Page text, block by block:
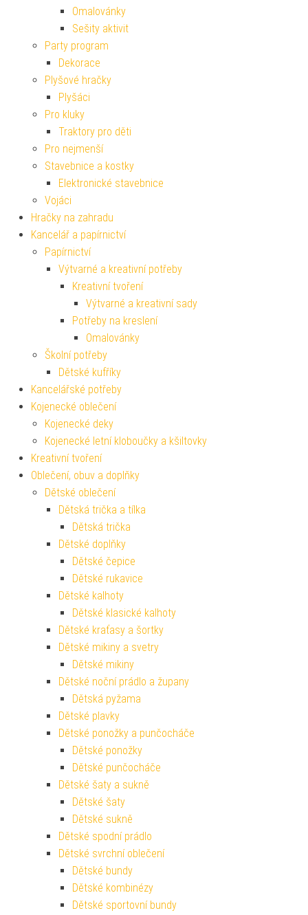
Omalovánky
Sešity aktivit
Party program
Dekorace
Plyšové hračky
Plyšáci
Pro kluky
Traktory pro děti
Pro nejmenší
Stavebnice a kostky
Elektronické stavebnice
Vojáci
Hračky na zahradu
Kancelář a papírnictví
Papírnictví
Výtvarné a kreativní potřeby
Kreativní tvoření
Výtvarné a kreativní sady
Potřeby na kreslení
Omalovánky
Školní potřeby
Dětské kufříky
Kancelářské potřeby
Kojenecké oblečení
Kojenecké deky
Kojenecké letní kloboučky a kšiltovky
Kreativní tvoření
Oblečení, obuv a doplňky
Dětské oblečení
Dětská trička a tílka
Dětská trička
Dětské doplňky
Dětské čepice
Dětské rukavice
Dětské kalhoty
Dětské klasické kalhoty
Dětské kraťasy a šortky
Dětské mikiny a svetry
Dětské mikiny
Dětské noční prádlo a župany
Dětská pyžama
Dětské plavky
Dětské ponožky a punčocháče
Dětské ponožky
Dětské punčocháče
Dětské šaty a sukně
Dětské šaty
Dětské sukně
Dětské spodní prádlo
Dětské svrchní oblečení
Dětské bundy
Dětské kombinézy
Dětské sportovní bundy